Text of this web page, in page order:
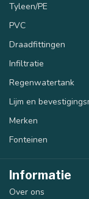
Tyleen/PE
PVC
Draadfittingen
Infiltratie
Regenwatertank
Lijm en
Merken
Fonteinen
Informatie
Over ons